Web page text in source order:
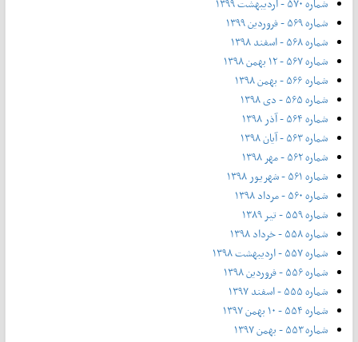
شماره ۵۶۹ - فروردین ۱۳۹۹
شماره ۵۶۸ - اسفند ۱۳۹۸
شماره ۵۶۷ - ۱۲ بهمن ۱۳۹۸
شماره ۵۶۶ - بهمن ۱۳۹۸
شماره ۵۶۵ - دی ۱۳۹۸
شماره ۵۶۴ - آذر ۱۳۹۸
شماره ۵۶۳ - آیان ۱۳۹۸
شماره ۵۶۲ - مهر ۱۳۹۸
شماره ۵۶۱ - شهریور ۱۳۹۸
شماره ۵۶۰ - مرداد ۱۳۹۸
شماره ۵۵۹ - تیر ۱۳۸۹
شماره ۵۵۸ - خرداد ۱۳۹۸
شماره ۵۵۷ - اردیبهشت ۱۳۹۸
شماره ۵۵۶ - فروردین ۱۳۹۸
شماره ۵۵۵ - اسفند ۱۳۹۷
شماره ۵۵۴ - ۱۰ بهمن ۱۳۹۷
شماره ۵۵۳ - بهمن ۱۳۹۷